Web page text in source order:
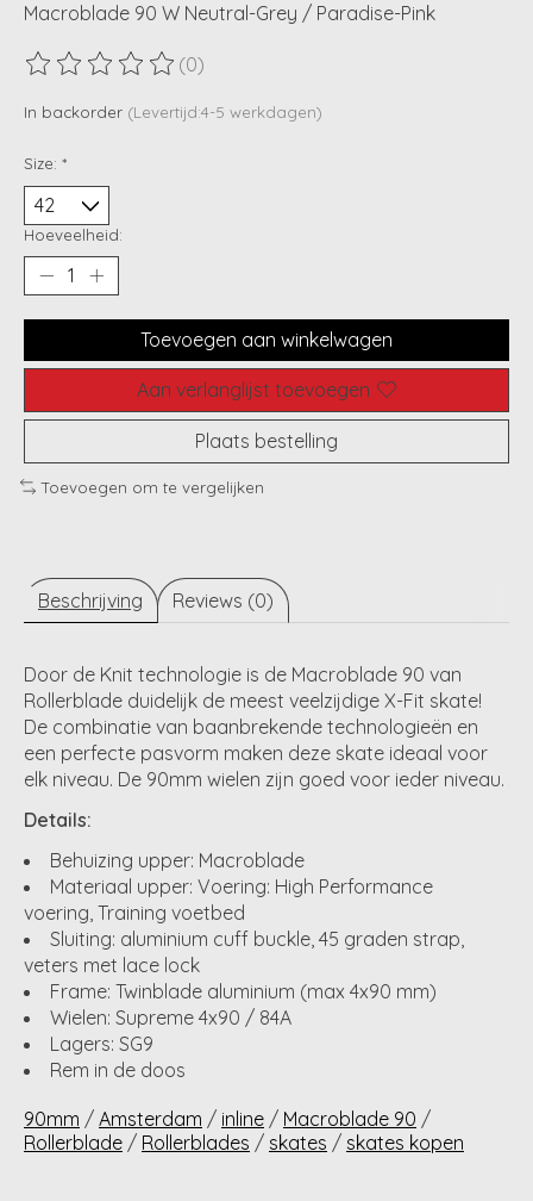
Macroblade 90 W Neutral-Grey / Paradise-Pink
De beoordeling van dit product is
(0)
In backorder (Levertijd:4-5 werkdagen)
Size: *
Hoeveelheid:
Toevoegen aan winkelwagen
Aan verlanglijst toevoegen
Plaats bestelling
Toevoegen om te vergelijken
Beschrijving Reviews (0)
Door de Knit technologie is de Macroblade 90 van
Rollerblade duidelijk de meest veelzijdige X-Fit skate!
De combinatie van baanbrekende technologieën en
een perfecte pasvorm maken deze skate ideaal voor
elk niveau. De 90mm wielen zijn goed voor ieder niveau.
Details:
Behuizing upper: Macroblade
Materiaal upper: Voering: High Performance
voering, Training voetbed
Sluiting: aluminium cuff buckle, 45 graden strap,
veters met lace lock
Frame: Twinblade aluminium (max 4x90 mm)
Wielen: Supreme 4x90 / 84A
Lagers: SG9
Rem in de doos
90mm / Amsterdam / inline / Macroblade 90 /
Rollerblade / Rollerblades / skates / skates kopen